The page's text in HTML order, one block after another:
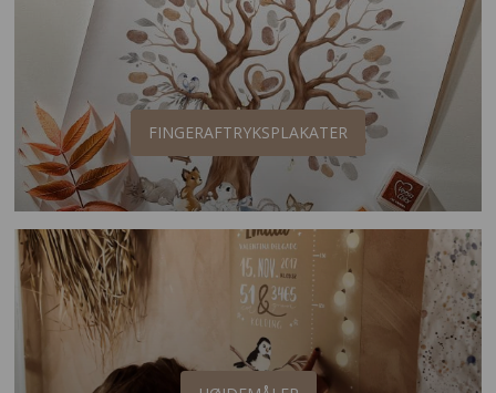
FINGERAFTRYKSPLAKATER